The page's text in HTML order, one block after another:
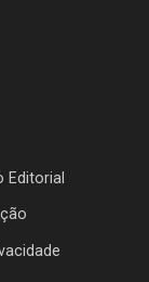
Editorial